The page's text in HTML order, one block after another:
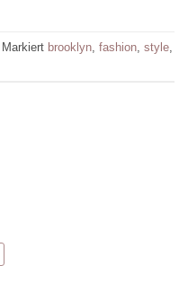
Markiert brooklyn fashion style